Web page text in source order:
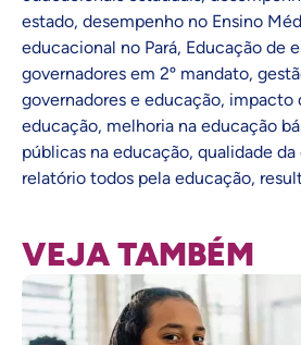
estado, desempenho no Ensino
educacional no Pará, Educação de
governadores em 2º mandato,
governadores e educação, impacto
educação, melhoria na educação
públicas na educação, qualidade
relatório todos pela educação,
VEJA TAMBÉM